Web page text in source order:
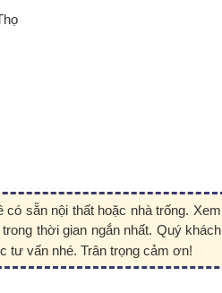
sẵn nội thất hoặc nhà trống. Xem
thời gian ngắn nhất. Quý khách
tư vấn nhé. Trân trọng cảm ơn!